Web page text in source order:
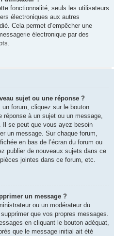
fonctionnalité, seuls les utilisateurs
électroniques aux autres
Cela permet d’empêcher une
électronique par des
sujet ou une réponse ?
forum, cliquez sur le bouton
à un sujet ou un message,
Il se peut que vous ayez besoin
un message. Sur chaque forum,
en bas de l’écran du forum ou
publier de nouveaux sujets dans ce
jointes dans ce forum, etc.
un message ?
ou un modérateur du
que vos propres messages.
en cliquant le bouton adéquat,
que le message initial ait été